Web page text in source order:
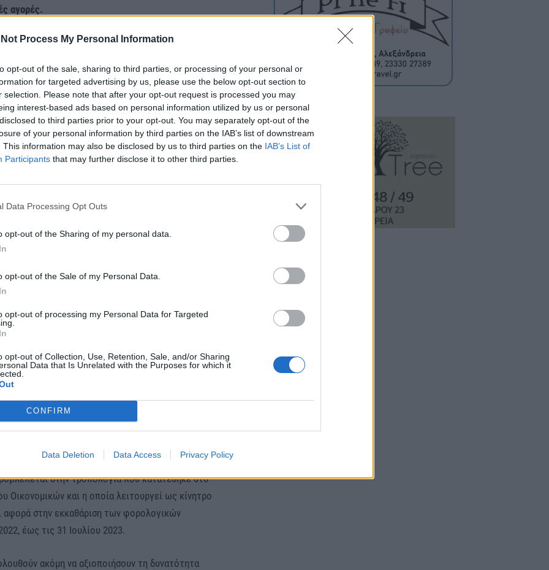
Not Process My Personal Information
opt-out of the sale, sharing to third parties, or processing of your personal or
for targeted advertising by us, please use the below opt-out section to
selection. Please note that after your opt-out request is processed you may
interest-based ads based on personal information utilized by us or personal
to third parties prior to your opt-out. You may separately opt-out of the
of your personal information by third parties on the IAB’s list of downstream
This information may also be disclosed by us to third parties on the IAB’s List of
Participants that may further disclose it to other third parties.
Data Processing Opt Outs
opt-out of the Sharing of my personal data.
opt-out of the Sale of my Personal Data.
opt-out of processing my Personal Data for Targeted
opt-out of Collection, Use, Retention, Sale, and/or Sharing
Data that Is Unrelated with the Purposes for which it
CONFIRM
Data Deletion Data Access Privacy Policy
αγορές.
β΄ της παρ. 6 του άρθρου 15 και την παρ. 4 του
ποσό δαπανών με ηλεκτρονικά μέσα
ορίζεται σε ποσοστό τριάντα τοις εκατό
που προκύπτει στην ημεδαπή ή/και στην
εργασία και συντάξεις, από επιχειρηματική
και μέχρι είκοσι χιλιάδες (20.000) ευρώ
που έχουν συμπληρώσει το 70ό έτος της
μόνιμα σε χωριά με πληθυσμό έως 500
κάτω των 3.100 κατοίκων.
περιοχές τότε, απαλλάσσονται από την
τους με ηλεκτρονικές αποδείξεις.
κατά 30% στα
το 65ο έτος τους ηλικίας του.
του φόρου εισοδήματος
οι φορολογούμενοι που θα επιλέξουν να
2023, τον φόρο εισοδήματος που θα
φορολογικής δήλωσης.
στην τροπολογία που κατατέθηκε στο
Οικονομικών και η οποία λειτουργεί ως κίνητρο
αφορά στην εκκαθάριση των φορολογικών
έως τις 31 Ιουλίου 2023.
ακόμη να αξιοποιήσουν τη δυνατότητα